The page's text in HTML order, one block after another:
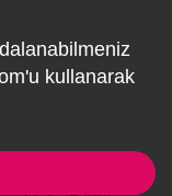
kullanarak